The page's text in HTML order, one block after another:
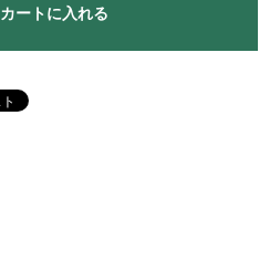
カートに入れる